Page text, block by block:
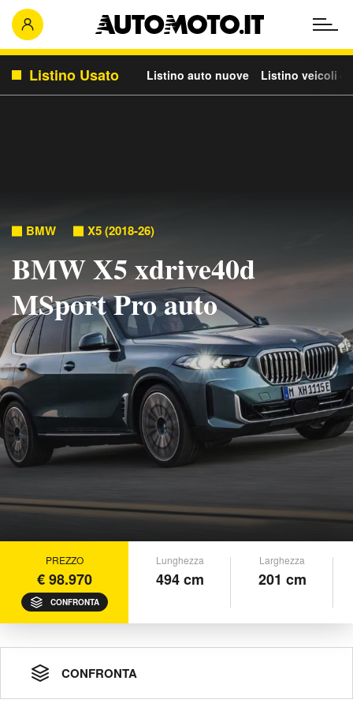
Listino Usato Listino auto nuove Listino veicoli
BMW X5 (2018-26)
BMW X5 xdrive40d
MSport Pro auto
PREZZO
€ 98.970
CONFRONTA
Lunghezza
494 cm
Larghezza
201 cm
CONFRONTA